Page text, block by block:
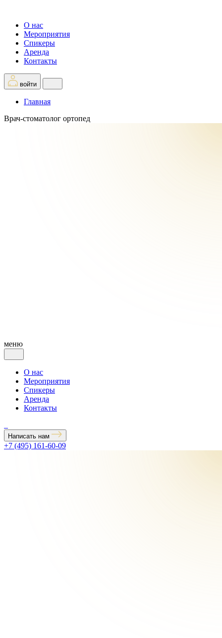
О нас
Мероприятия
Спикеры
Аренда
Контакты
войти
Главная
Врач-стоматолог ортопед
меню
О нас
Мероприятия
Спикеры
Аренда
Контакты
Написать нам
+7 (495) 161-60-09